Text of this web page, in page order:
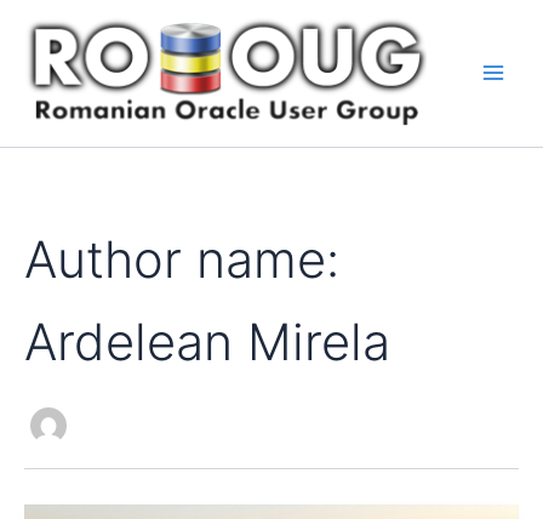
content
Author name:
Ardelean Mirela